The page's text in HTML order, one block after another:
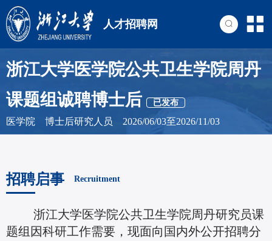
人才招聘网
浙江大学医学院公共卫生学院周丹
课题组诚聘博士后
已发布
医学院 博士后研究人员 2026/06/03至2026/11/03
招聘启事 Recruitment
浙江大学医学院公共卫生学院周丹研究员课
题组因科研工作需要，现面向国内外公开招聘分